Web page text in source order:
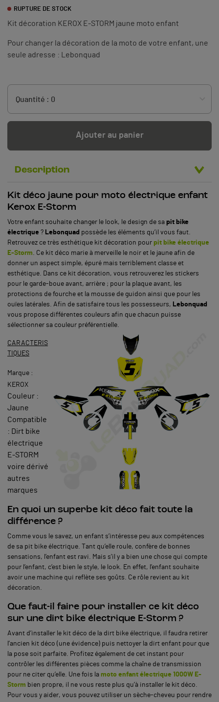
RUPTURE DE STOCK
Kit décoration KEROX E-STORM jaune moto enfant
Pour changer la décoration de la moto de votre enfant, une
seule adresse : Lebonquad
Ajouter au panier
Description
Kit déco jaune pour moto électrique enfant
Kerox E-Storm
Votre enfant souhaite changer le look, le design de sa pit bike
électrique ? Lebonquad possède les éléments qu’il vous faut.
Retrouvez ce très esthétique kit décoration pour pit bike électrique
E-Storm . Ce kit déco marie à merveille le noir et le jaune afin de
donner un aspect simple, épuré mais terriblement classe et
esthétique. Dans ce kit décoration, vous retrouverez les stickers
pour le garde-boue avant, arrière ; pour la plaque avant, les
protections de fourche et la mousse de guidon ainsi que pour les
ouïes latérales. Afin de satisfaire tous les possesseurs, Lebonquad
vous propose différentes couleurs afin que chacun puisse
sélectionner sa couleur préférentielle.
CARACTERIS
TIQUES
Marque :
KEROX
Couleur :
Jaune
Compatible
: Dirt bike
électrique
E-STORM
voire dérivé
autres
marques
En quoi un superbe kit déco fait toute la
différence ?
Comme vous le savez, un enfant s’intéresse peu aux compétences
de sa pit bike électrique. Tant qu’elle roule, confère de bonnes
sensations, l’enfant est ravi. Mais s’il y a bien une chose qui compte
pour l’enfant, c’est bien le style, le look. En effet, l’enfant souhaite
avoir une machine qui reflète ses goûts. Ce rôle revient au kit
décoration.
Que faut-il faire pour installer ce kit déco
sur une dirt bike électrique E-Storm ?
Avant d’installer le kit déco de la dirt bike électrique, il faudra retirer
l’ancien kit déco (une évidence) puis nettoyer la dirt enfant pour que
la pose soit parfaite. Profitez également de cet instant pour
contrôler les différentes pièces comme la chaîne de transmission
pour ne citer qu’elle. Une fois la moto enfant électrique 1000W E-
Storm bien propre, il ne vous reste plus qu’à installer le kit déco.
Pour vous y aider, vous pouvez utiliser un sèche-cheveu pour rendre